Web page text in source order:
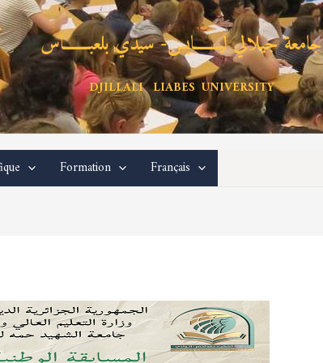
جامعة جيلالي ليـــــــابس- سيدي بلعبـــــــاس
DJILLALI LIABES UNIVERSITY
Formation Français